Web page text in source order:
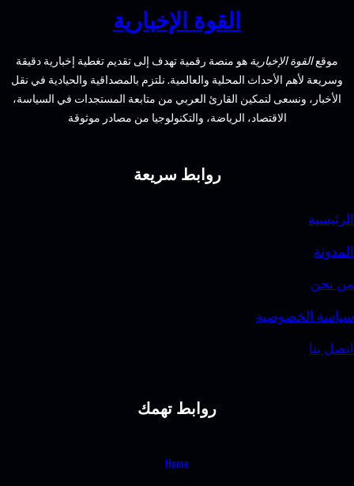
القوة الإخبارية
موقعالقوة الإخباريةهو منصة رقمية تهدف إلى تقديم تغطية إخبارية دقيقة
وسريعة لأهم الأحداث المحلية والعالمية. نلتزم بالمصداقية والحيادية في نقل
الأخبار، ونسعى لتمكين القارئ العربي من متابعة المستجدات في السياسة،
الاقتصاد، الرياضة، والتكنولوجيا من مصادر موثوقة
روابط سريعة
الرئيسية
المدونة
من نحن
سياسة الخصوصية
اتصل بنا
روابط تهمك
Home